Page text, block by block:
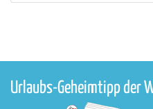
Urlaubs-Geheimtipp der